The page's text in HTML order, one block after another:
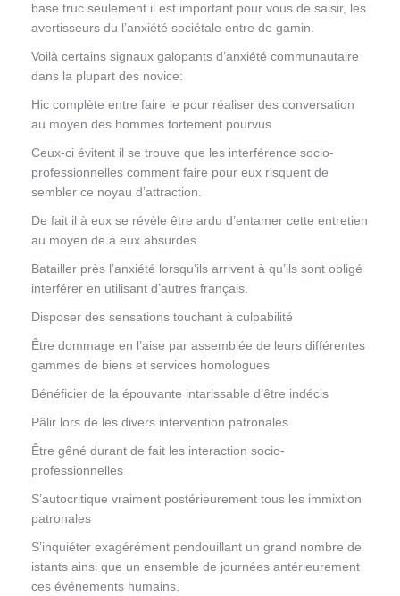
base truc seulement il est important pour vous de saisir, les
avertisseurs du l’anxiété sociétale entre de gamin.
Voilà certains signaux galopants d’anxiété communautaire
dans la plupart des novice:
Hic complète entre faire le pour réaliser des conversation
au moyen des hommes fortement pourvus
Ceux-ci évitent il se trouve que les interférence socio-
professionnelles comment faire pour eux risquent de
sembler ce noyau d’attraction.
De fait il à eux se révèle être ardu d’entamer cette entretien
au moyen de à eux absurdes.
Batailler près l’anxiété lorsqu’ils arrivent à qu’ils sont obligé
interférer en utilisant d’autres français.
Disposer des sensations touchant à culpabilité
Être dommage en l’aise par assemblée de leurs différentes
gammes de biens et services homologues
Bénéficier de la épouvante intarissable d’être indécis
Pâlir lors de les divers intervention patronales
Être gêné durant de fait les interaction socio-
professionnelles
S’autocritique vraiment postérieurement tous les immixtion
patronales
S’inquiéter exagérément pendouillant un grand nombre de
istants ainsi que un ensemble de journées antérieurement
ces événements humains.